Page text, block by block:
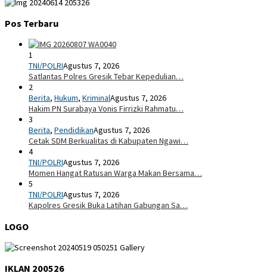
Pos Terbaru
1
TNI/POLRIAgustus 7, 2026
Satlantas Polres Gresik Tebar Kepedulian…
2
Berita, Hukum, KriminalAgustus 7, 2026
Hakim PN Surabaya Vonis Firrizki Rahmatu…
3
Berita, PendidikanAgustus 7, 2026
Cetak SDM Berkualitas di Kabupaten Ngawi…
4
TNI/POLRIAgustus 7, 2026
Momen Hangat Ratusan Warga Makan Bersama…
5
TNI/POLRIAgustus 7, 2026
Kapolres Gresik Buka Latihan Gabungan Sa…
LOGO
IKLAN 200526